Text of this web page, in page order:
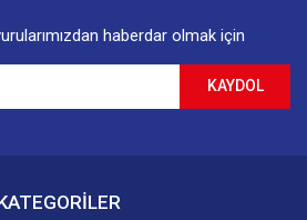
Gönder
haberdar olmak için
KAYDOL